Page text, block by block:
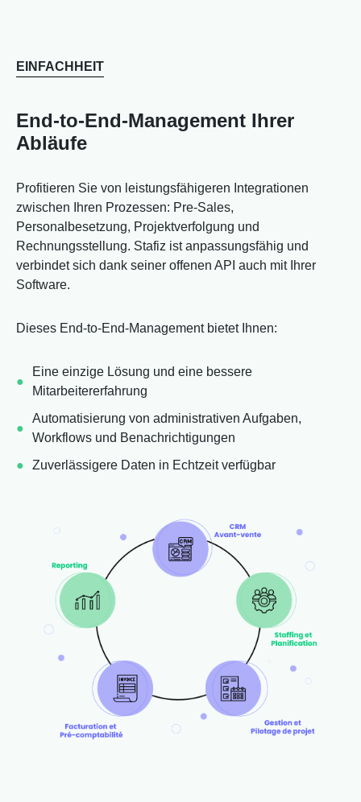
EINFACHHEIT
End-to-End-Management Ihrer
Abläufe
Profitieren Sie von leistungsfähigeren Integrationen
zwischen Ihren Prozessen: Pre-Sales,
Personalbesetzung, Projektverfolgung und
Rechnungsstellung. Stafiz ist anpassungsfähig und
verbindet sich dank seiner offenen API auch mit Ihrer
Software.
Dieses End-to-End-Management bietet Ihnen:
Eine einzige Lösung und eine bessere
Mitarbeitererfahrung
Automatisierung von administrativen Aufgaben,
Workflows und Benachrichtigungen
Zuverlässigere Daten in Echtzeit verfügbar